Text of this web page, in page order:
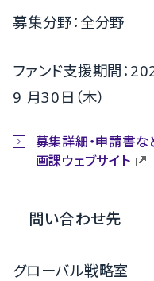
募集分野：全分野
ファンド支援期間：
9 月30日（木）
募集詳細・申請書
画課ウェブサイト
問い合わせ先
グローバル戦略室